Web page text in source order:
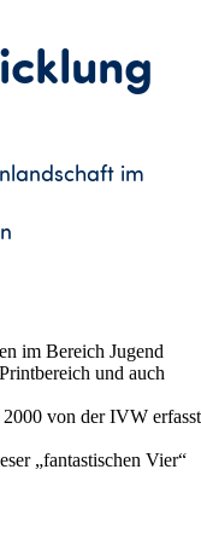
im
im Bereich Jugend
und auch
von der IVW erfasst
„fantastischen Vier“